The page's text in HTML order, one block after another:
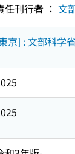
任刊行者 ： 文
京] : 文部科学